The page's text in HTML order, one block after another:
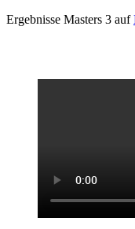
Ergebnisse Masters 3 auf